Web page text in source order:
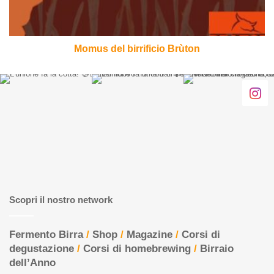
Momus del birrificio Brùton
Scopri il nostro network
Fermento Birra/ Shop / Magazine / Corsi di
degustazione / Corsi di homebrewing / Birraio
dell’Anno